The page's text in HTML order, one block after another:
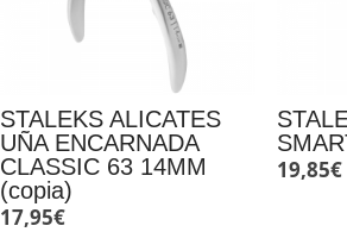
STALEKS ALICATES
UÑA ENCARNADA
CLASSIC 63 14MM
(copia)
17,95€
19,85€